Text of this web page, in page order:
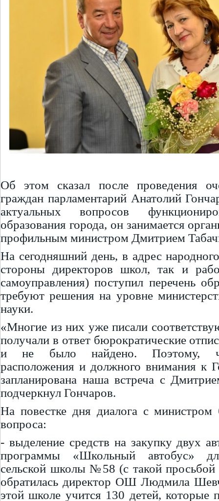
Об этом сказал после проведения
граждан парламентарий Анатолий
актуальных вопросов
образования города, он занимается
профильным министром Дмитрием
На сегодняшний день, в адрес
стороны директоров школ, так и
самоуправления) поступил перечень
требуют решения на уровне
науки.
«Многие из них уже писали
получали в ответ бюрократические
и не было найдено. Поэтому,
расположения и должного внимания к
запланирована наша встреча с
подчеркнул Гончаров.
На повестке дня диалога с министром
вопроса:
- выделение средств на закупку двух
программы «Школьный автобус»
сельской школы №58 (с такой просьбой
обратилась директор ОШ Людмила
этой школе учится 130 детей, которые